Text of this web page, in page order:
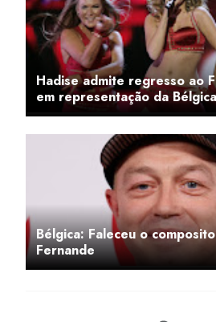
Hadise admite regresso ao
em representação da Bélgica
Bélgica: Faleceu o
Fernande